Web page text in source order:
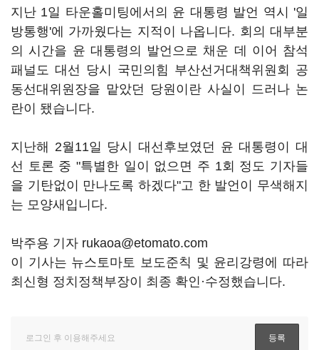
지난 1일 타운홀미팅에서의 윤 대통령 발언 역시 '일
방통행'에 가까웠다는 지적이 나옵니다. 회의 대부분
의 시간을 윤 대통령의 발언으로 채운 데 이어 참석
패널도 대선 당시 국민의힘 부산선거대책위원회 공
동선대위원장을 맡았던 당원이란 사실이 드러나 논
란이 됐습니다.
지난해 2월11일 당시 대선후보였던 윤 대통령이 대
선 토론 중 "특별한 일이 없으면 주 1회 정도 기자들
을 기탄없이 만나도록 하겠다"고 한 발언이 무색해지
는 모양새입니다.
박주용 기자 rukaoa@etomato.com
이 기사는 뉴스토마토 보도준칙 및 윤리강령에 따라
최신형 정치정책부장이 최종 확인·수정했습니다.